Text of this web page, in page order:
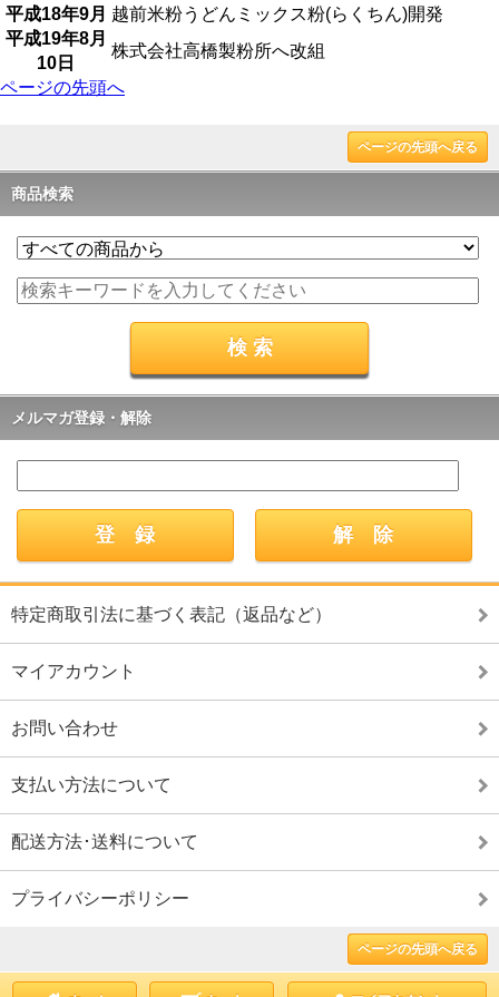
平成18年9月 越前米粉うどんミックス粉(らくちん)開発
平成19年8月
10日
株式会社高橋製粉所へ改組
ページの先頭へ
ページの先頭へ戻る
商品検索
メルマガ登録・解除
特定商取引法に基づく表記（返品など）
マイアカウント
お問い合わせ
支払い方法について
配送方法･送料について
プライバシーポリシー
ページの先頭へ戻る